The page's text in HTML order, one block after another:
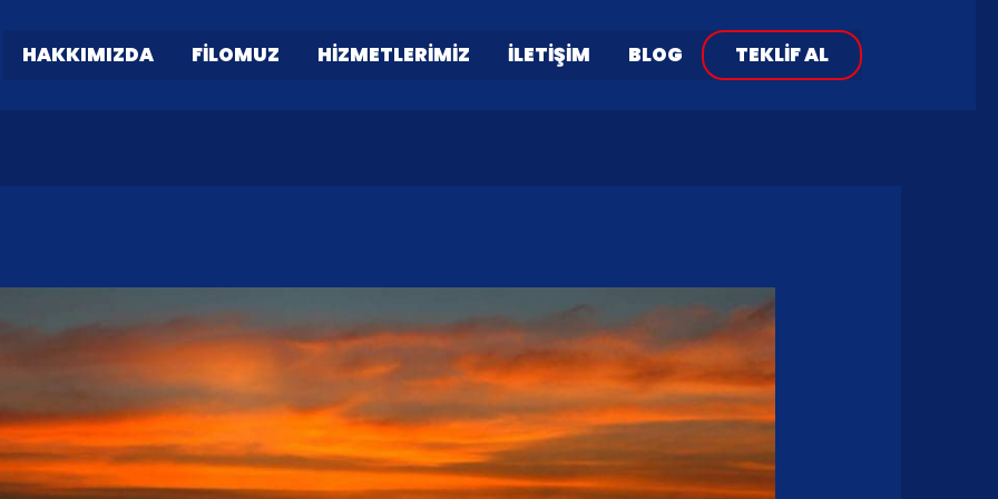
HAKKIMIZDA FILOMUZ HIZMETLERIMIZ İLETIŞIM BLOG TEKLIF AL